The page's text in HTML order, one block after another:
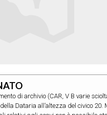
di archivio (CAR, V B varie
Dataria all’altezza del civico